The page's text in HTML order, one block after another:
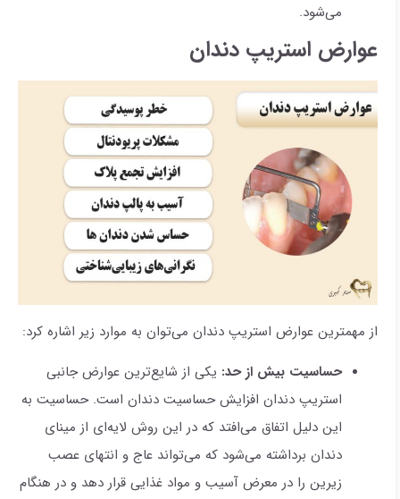
می‌شود.
عوارض استریپ دندان
از مهمترین عوارض استریپ دندان می‌توان به موارد زیر اشاره کرد:
حساسیت بیش از حد: یکی از شایع‌ترین عوارض جانبی
استریپ دندان افزایش حساسیت دندان است. حساسیت به
این دلیل اتفاق می‌افتد که در این روش لایه‌ای از مینای
دندان برداشته می‌شود که می‌تواند عاج و انتهای عصب
زیرین را در معرض آسیب و مواد غذایی قرار دهد و در هنگام